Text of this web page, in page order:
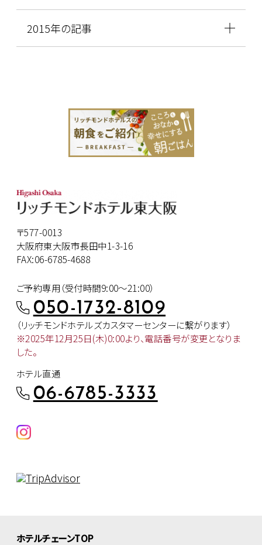
2015年の記事
〒577-0013
大阪府東大阪市長田中1-3-16
FAX:06-6785-4688
ご予約専用（受付時間9:00～21:00）
050-1732-8109
（リッチモンドホテルズカスタマーセンターに繋がります）
※2025年12月25日(木)0:00より、電話番号が変更となりま
した。
ホテル直通
06-6785-3333
ホテルチェーンTOP